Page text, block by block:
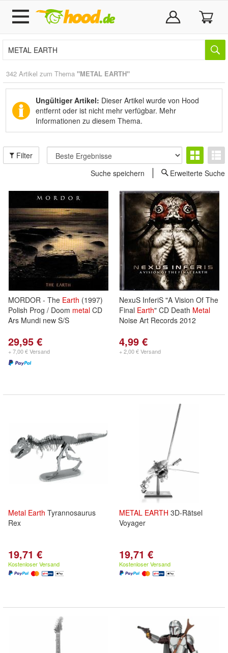
342 Artikel zum Thema "METAL EARTH"
Ungültiger Artikel: Dieser Artikel wurde von Hood
entfernt oder ist nicht mehr verfügbar. Mehr
Informationen zu diesem Thema.
Filter
Suche speichern
Erweiterte Suche
MORDOR - The Earth (1997)
Polish Prog / Doom metal CD
Ars Mundi new S/S
29,95 €
+ 7,00 € Versand
NexuS InferiS "A Vision Of The
Final Earth" CD Death Metal
Noise Art Records 2012
4,99 €
+ 2,00 € Versand
Metal Earth Tyrannosaurus
Rex
19,71 €
Kostenloser Versand
METAL EARTH 3D-Rätsel
Voyager
19,71 €
Kostenloser Versand